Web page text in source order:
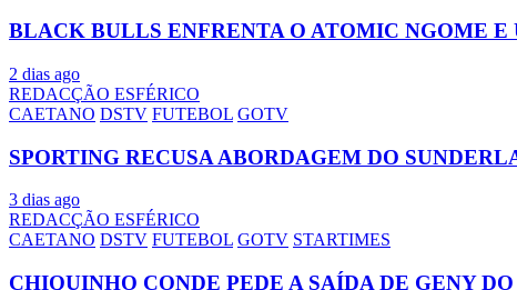
BLACK BULLS ENFRENTA O ATOMIC NGOME E
2 dias ago
REDACÇÃO ESFÉRICO
CAETANO DSTV FUTEBOL GOTV
SPORTING RECUSA ABORDAGEM DO
3 dias ago
REDACÇÃO ESFÉRICO
CAETANO DSTV FUTEBOL GOTV STARTIMES
CHIQUINHO CONDE PEDE A SAÍDA DE GENY